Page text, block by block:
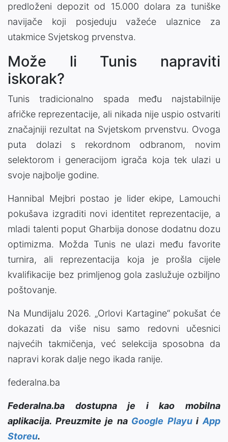
predloženi depozit od 15.000 dolara za tuniške
navijače koji posjeduju važeće ulaznice za
utakmice Svjetskog prvenstva.
Može li Tunis napraviti
iskorak?
Tunis tradicionalno spada među najstabilnije
afričke reprezentacije, ali nikada nije uspio ostvariti
značajniji rezultat na Svjetskom prvenstvu. Ovoga
puta dolazi s rekordnom odbranom, novim
selektorom i generacijom igrača koja tek ulazi u
svoje najbolje godine.
Hannibal Mejbri postao je lider ekipe, Lamouchi
pokušava izgraditi novi identitet reprezentacije, a
mladi talenti poput Gharbija donose dodatnu dozu
optimizma. Možda Tunis ne ulazi među favorite
turnira, ali reprezentacija koja je prošla cijele
kvalifikacije bez primljenog gola zaslužuje ozbiljno
poštovanje.
Na Mundijalu 2026. „Orlovi Kartagine“ pokušat će
dokazati da više nisu samo redovni učesnici
najvećih takmičenja, već selekcija sposobna da
napravi korak dalje nego ikada ranije.
federalna.ba
Federalna.ba dostupna je i kao mobilna
aplikacija. Preuzmite je na Google PlayuiApp
Storeu.